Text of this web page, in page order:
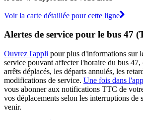
Voir la carte détaillée pour cette ligne
Alertes de service pour le bus 47
Ouvrez l'appli pour plus d'informations sur
service pouvant affecter l'horaire du bus 47,
arrêts déplacés, les départs annulés, les
modifications de service. Une fois dans
vous abonner aux notifications TTC de
vos déplacements selon les interruptions de
venir.